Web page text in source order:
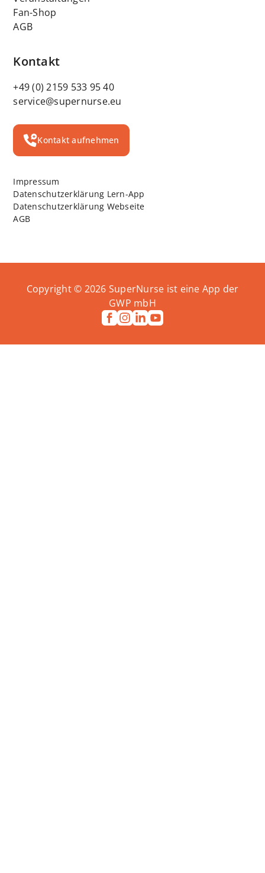
Fan-Shop
AGB
Kontakt
+49 (0) 2159 533 95 40
service@supernurse.eu
Kontakt aufnehmen
Impressum
Datenschutzerklärung Lern-App
Datenschutzerklärung Webseite
AGB
Copyright © 2026 SuperNurse ist eine App der
GWP mbH